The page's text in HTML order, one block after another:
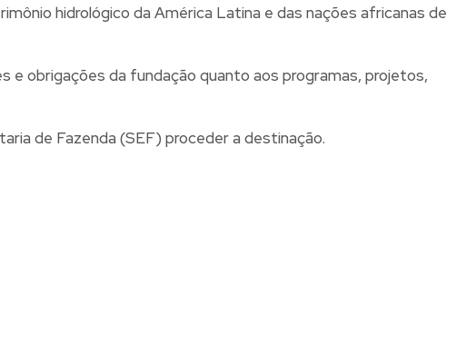
hidrológico da América Latina e das nações africanas de
e obrigações da fundação quanto aos programas, projetos,
de Fazenda (SEF) proceder a destinação.